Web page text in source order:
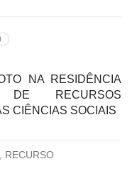
NA RESIDÊNCIA
RECURSOS
CIÊNCIAS SOCIAIS
RECURSO